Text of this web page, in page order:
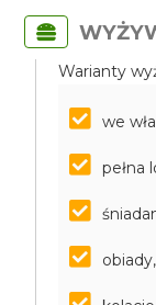
Warianty
we
pełna